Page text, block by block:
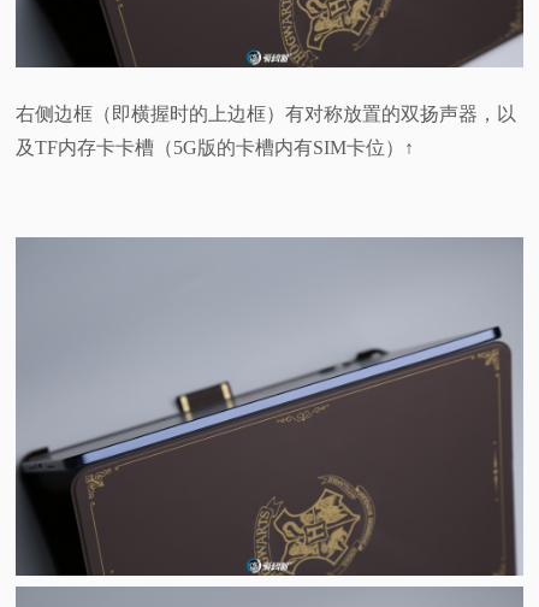
右侧边框（即横握时的上边框）有对称放置的双扬声器，以
及TF内存卡卡槽（5G版的卡槽内有SIM卡位）↑